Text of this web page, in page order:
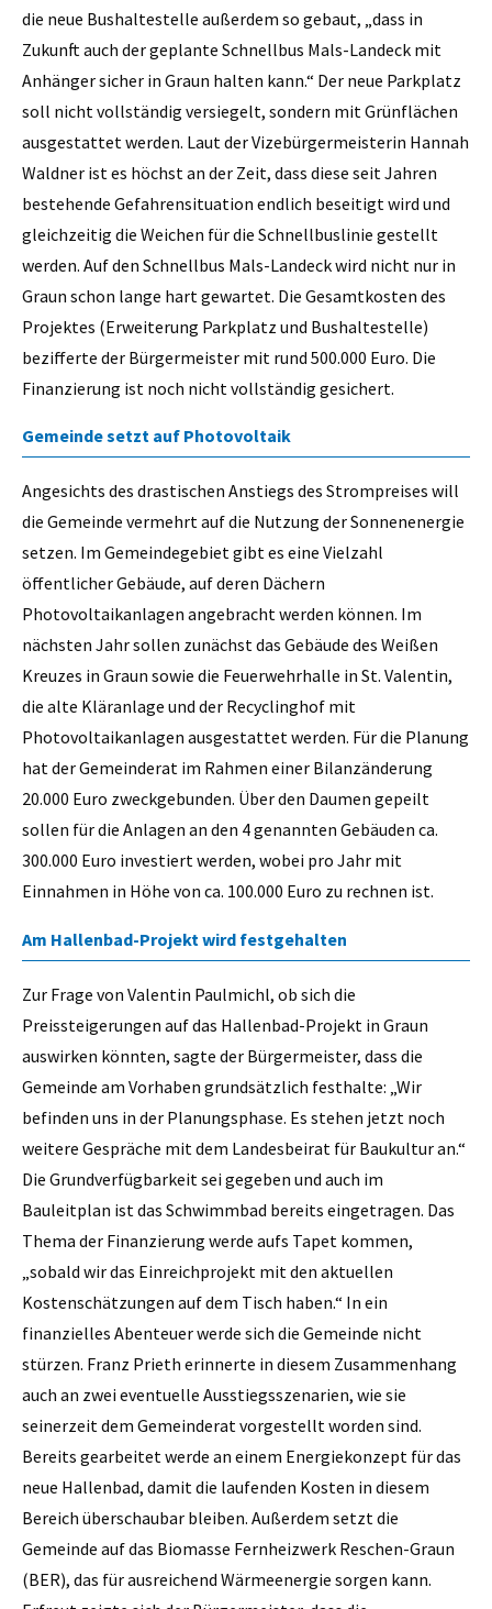
die neue Bushaltestelle außerdem so gebaut, „dass in
Zukunft auch der geplante Schnellbus Mals-Landeck mit
Anhänger sicher in Graun halten kann.“ Der neue Parkplatz
soll nicht vollständig versiegelt, sondern mit Grünflächen
ausgestattet werden. Laut der Vizebürgermeisterin Hannah
Waldner ist es höchst an der Zeit, dass diese seit Jahren
bestehende Gefahrensituation endlich beseitigt wird und
gleichzeitig die Weichen für die Schnellbuslinie gestellt
werden. Auf den Schnellbus Mals-Landeck wird nicht nur in
Graun schon lange hart gewartet. Die Gesamtkosten des
Projektes (Erweiterung Parkplatz und Bushaltestelle)
bezifferte der Bürgermeister mit rund 500.000 Euro. Die
Finanzierung ist noch nicht vollständig gesichert.
Gemeinde setzt auf Photovoltaik
Angesichts des drastischen Anstiegs des Strompreises will
die Gemeinde vermehrt auf die Nutzung der Sonnenenergie
setzen. Im Gemeindegebiet gibt es eine Vielzahl
öffentlicher Gebäude, auf deren Dächern
Photovoltaikanlagen angebracht werden können. Im
nächsten Jahr sollen zunächst das Gebäude des Weißen
Kreuzes in Graun sowie die Feuerwehrhalle in St. Valentin,
die alte Kläranlage und der Recyclinghof mit
Photovoltaikanlagen ausgestattet werden. Für die Planung
hat der Gemeinderat im Rahmen einer Bilanzänderung
20.000 Euro zweckgebunden. Über den Daumen gepeilt
sollen für die Anlagen an den 4 genannten Gebäuden ca.
300.000 Euro investiert werden, wobei pro Jahr mit
Einnahmen in Höhe von ca. 100.000 Euro zu rechnen ist.
Am Hallenbad-Projekt wird festgehalten
Zur Frage von Valentin Paulmichl, ob sich die
Preissteigerungen auf das Hallenbad-Projekt in Graun
auswirken könnten, sagte der Bürgermeister, dass die
Gemeinde am Vorhaben grundsätzlich festhalte: „Wir
befinden uns in der Planungsphase. Es stehen jetzt noch
weitere Gespräche mit dem Landesbeirat für Baukultur an.“
Die Grundverfügbarkeit sei gegeben und auch im
Bauleitplan ist das Schwimmbad bereits eingetragen. Das
Thema der Finanzierung werde aufs Tapet kommen,
„sobald wir das Einreichprojekt mit den aktuellen
Kostenschätzungen auf dem Tisch haben.“ In ein
finanzielles Abenteuer werde sich die Gemeinde nicht
stürzen. Franz Prieth erinnerte in diesem Zusammenhang
auch an zwei eventuelle Ausstiegsszenarien, wie sie
seinerzeit dem Gemeinderat vorgestellt worden sind.
Bereits gearbeitet werde an einem Energiekonzept für das
neue Hallenbad, damit die laufenden Kosten in diesem
Bereich überschaubar bleiben. Außerdem setzt die
Gemeinde auf das Biomasse Fernheizwerk Reschen-Graun
(BER), das für ausreichend Wärmeenergie sorgen kann.